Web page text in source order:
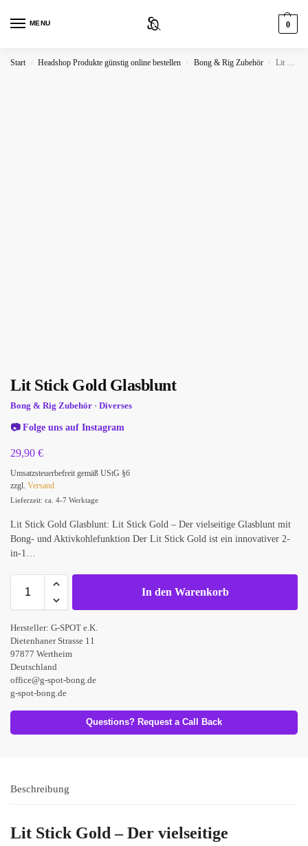
MENU 0
Start / Headshop Produkte günstig online bestellen / Bong & Rig Zubehör / Lit Stick Gold Glasblunt
Lit Stick Gold Glasblunt
Bong & Rig Zubehör · Diverses
📷Folge uns auf Instagram
29,90 €
Umsatzsteuerbefreit gemäß UStG §6
zzgl. Versand
Lieferzeit: ca. 4-7 Werktage
Lit Stick Gold Glasblunt: Lit Stick Gold – Der vielseitige Glasblunt mit
Bong- und Aktivkohlefunktion Der Lit Stick Gold ist ein innovativer 2-
in-1…
In den Warenkorb
Hersteller: G-SPOT e.K.
Dietenhaner Strasse 11
97877 Wertheim
Deutschland
office@g-spot-bong.de
g-spot-bong.de
Questions? Request a Call Back
Beschreibung
Lit Stick Gold – Der vielseitige